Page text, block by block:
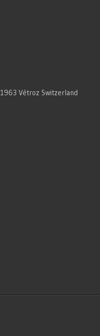
1963 Vétroz Switzerland